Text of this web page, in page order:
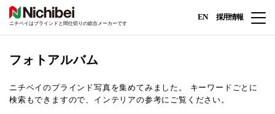
ニチベイはブラインドと間仕切りの総合メーカーです
EN 採用情報
フォトアルバム
ニチベイのブラインド写真を集めてみました。
キーワードごとに
検索もできますので、インテリアの参考にご覧ください。